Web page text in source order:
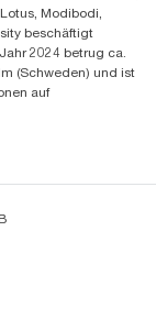
Modibodi,
beschäftigt
2024 betrug ca.
(Schweden) und ist
auf